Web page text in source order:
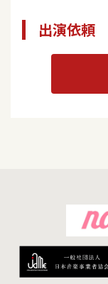
出演依頼